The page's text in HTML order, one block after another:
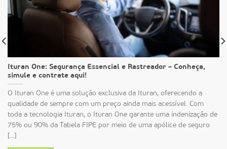
Ituran One: Segurança Essencial e Rastreador – Conheça,
simule e contrate aqui!
O Ituran One é uma solução exclusiva da Ituran, oferecendo a
qualidade de sempre com um preço ainda mais acessível. Com
toda a tecnologia Ituran, o Ituran One garante uma indenização de
75% ou 90% da Tabela FIPE por meio de uma apólice de seguro
[...]